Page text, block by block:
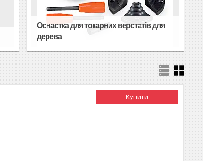
Оснастка для токарних верстатів для
дерева
Купити